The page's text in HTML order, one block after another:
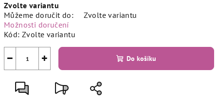
cena:
Zvolte variantu
Můžeme doručit do:
Zvolte variantu
Možnosti doručení
Kód: Zvolte variantu
+
− Do košíku